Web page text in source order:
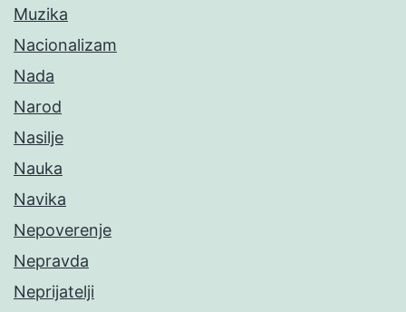
Muzika
Nacionalizam
Nada
Narod
Nasilje
Nauka
Navika
Nepoverenje
Nepravda
Neprijatelji